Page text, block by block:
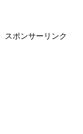
スポンサーリンク